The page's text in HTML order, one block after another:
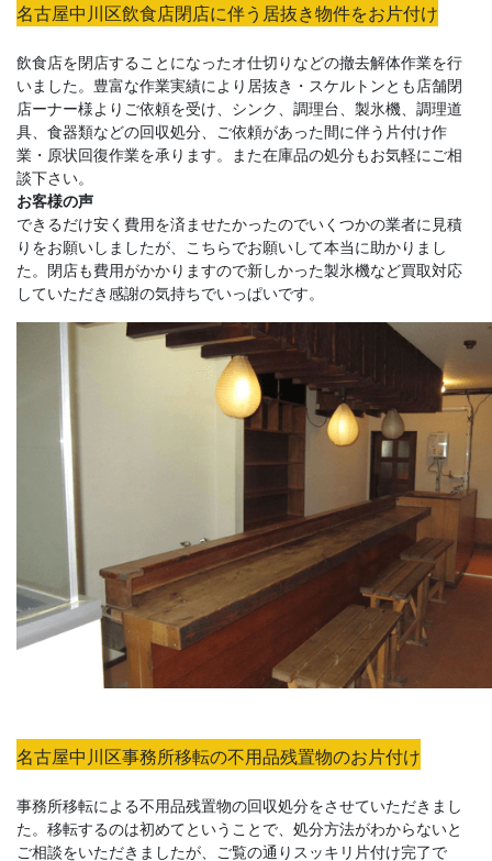
名古屋中川区飲食店閉店に伴う居抜き物件をお片付け
飲食店を閉店することになったオ仕切りなどの撤去解体作業を行
いました。豊富な作業実績により居抜き・スケルトンとも店舗閉
店ーナー様よりご依頼を受け、シンク、調理台、製氷機、調理道
具、食器類などの回収処分、ご依頼があった間に伴う片付け作
業・原状回復作業を承ります。また在庫品の処分もお気軽にご相
談下さい。
お客様の声
できるだけ安く費用を済ませたかったのでいくつかの業者に見積
りをお願いしましたが、こちらでお願いして本当に助かりまし
た。閉店も費用がかかりますので新しかった製氷機など買取対応
していただき感謝の気持ちでいっぱいです。
名古屋中川区事務所移転の不用品残置物のお片付け
事務所移転による不用品残置物の回収処分をさせていただきまし
た。移転するのは初めてということで、処分方法がわからないと
ご相談をいただきましたが、ご覧の通りスッキリ片付け完了で